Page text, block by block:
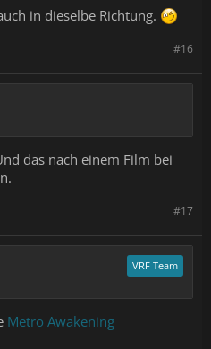
in dieselbe Richtung.
#16
das nach einem Film bei
#17
VRF Team
Metro Awakening